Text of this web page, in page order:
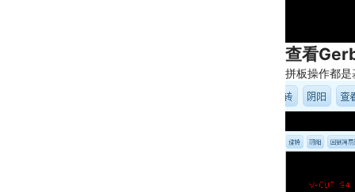
查看
拼板操作都